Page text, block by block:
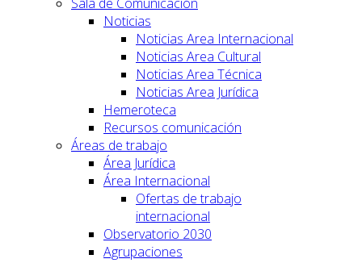
Noticias
Noticias Area Internacional
Noticias Area Cultural
Noticias Area Técnica
Noticias Area Jurídica
Hemeroteca
Recursos comunicación
Áreas de trabajo
Área Jurídica
Área Internacional
Ofertas de trabajo
internacional
Observatorio 2030
Agrupaciones